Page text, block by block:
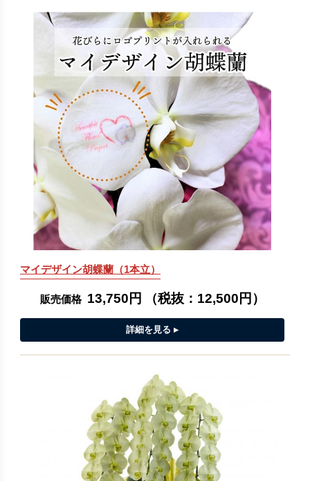
マイデザイン胡蝶蘭（1本立）
販売価格 13,750円 （税抜： 12,500円 ）